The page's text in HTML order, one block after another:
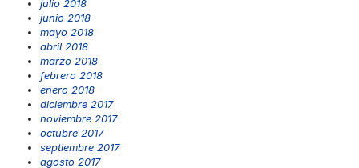
julio 2018
junio 2018
mayo 2018
abril 2018
marzo 2018
febrero 2018
enero 2018
diciembre 2017
noviembre 2017
octubre 2017
septiembre 2017
agosto 2017